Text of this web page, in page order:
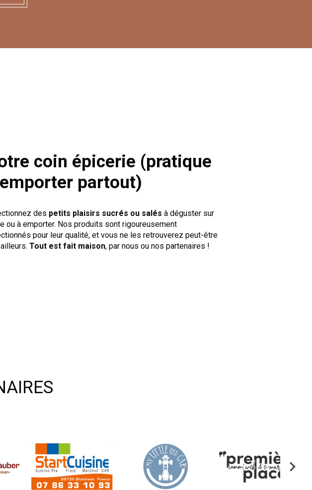
coin épicerie (pratique
partout)
des petits plaisirs sucrés ou salés à déguster sur
ou à emporter. Nos produits sont rigoureusement
pour leur qualité, et vous ne les retrouverez peut-être
Tout est fait maison, par nous ou nos partenaires !